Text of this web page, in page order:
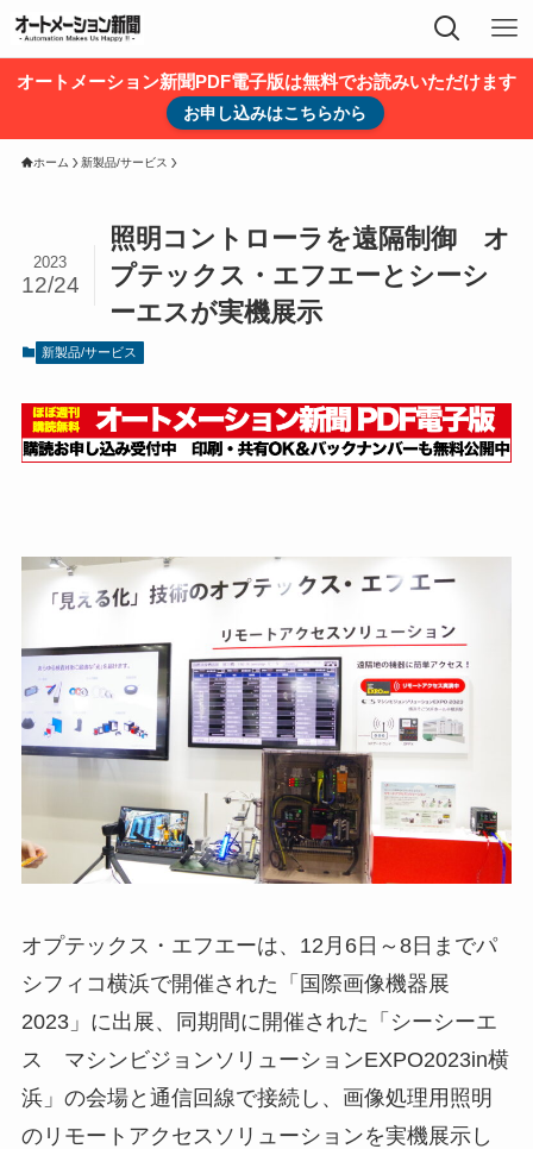
オートメーション新聞PDF電子版は無料でお読みいただけます
お申し込みはこちらから
ホーム 新製品/サービス
照明コントローラを遠隔制御 オ
プテックス・エフエーとシーシ
ーエスが実機展示
2023
12/24
新製品/サービス
オプテックス・エフエーは、12月6日～8日までパ
シフィコ横浜で開催された「国際画像機器展
2023」に出展、同期間に開催された「シーシーエ
ス マシンビジョンソリューションEXPO2023in横
浜」の会場と通信回線で接続し、画像処理用照明
のリモートアクセスソリューションを実機展示し